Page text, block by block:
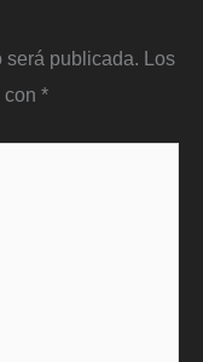
será publicada. Los
con *